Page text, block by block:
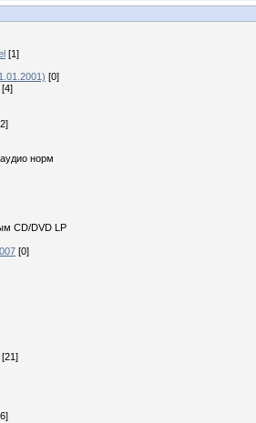
[1]
[0]
[4]
норм
CD/DVD LP
[0]
[21]